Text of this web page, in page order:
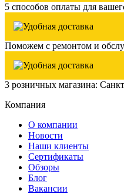
5 способов оплаты для
Поможем с ремонтом и
3 розничных магазина:
Компания
О компании
Новости
Наши клиенты
Сертификаты
Обзоры
Блог
Вакансии